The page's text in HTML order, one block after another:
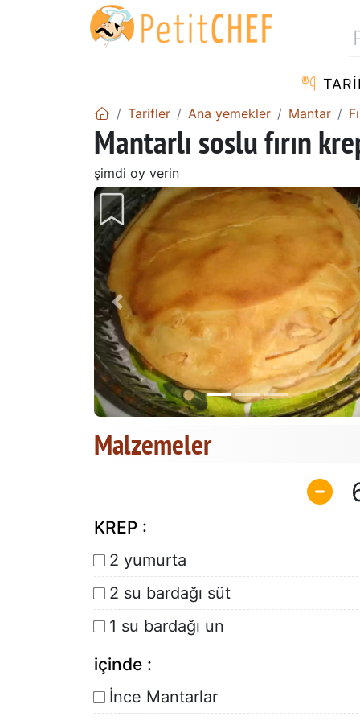
Tarifler Ana yemekler Mantar
Mantarlı soslu fırın
şimdi oy verin
Önceki
Malzemeler
KREP :
2 yumurta
2 su bardağı süt
1 su bardağı un
içinde :
İnce Mantarlar